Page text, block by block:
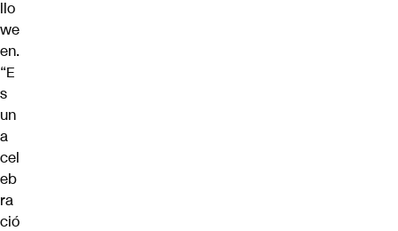
llo
we
en.
“E
s
un
a
cel
eb
ra
ció